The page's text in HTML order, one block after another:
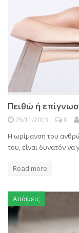
Πειθώ ή
25/11/2013 0
Η ωρίμανση του
του, είναι δυνατόν να
Read more
Απόψεις